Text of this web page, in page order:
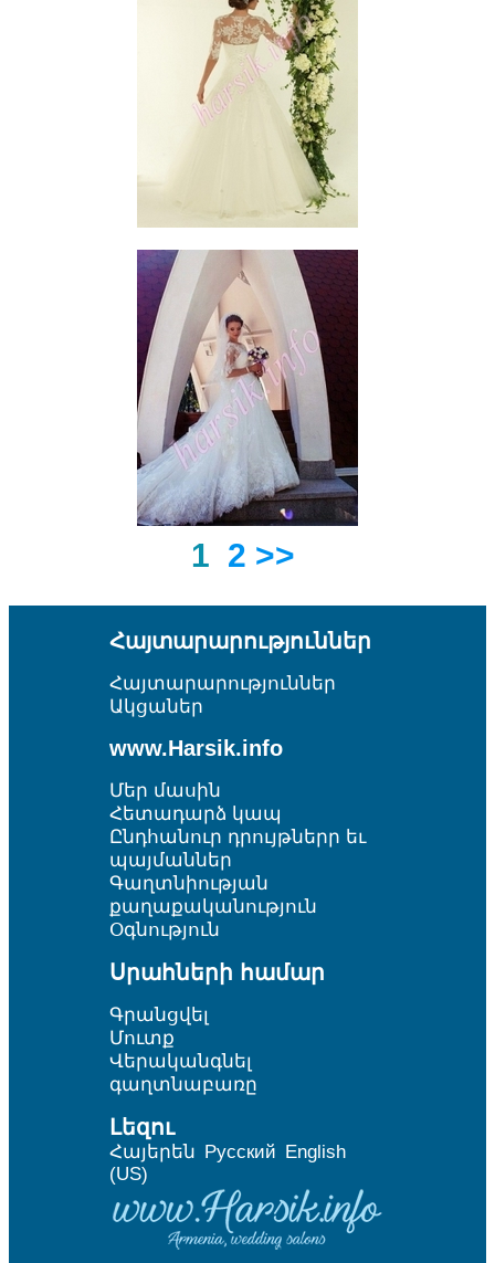
1 2 >>
Հայտարարություններ
Հայտարարություններ
Ակցաներ
www.Harsik.info
Մեր մասին
Հետադարձ կապ
Ընդհանուր դրույթներր եւ
պայմաններ
Գաղտնիության
քաղաքականություն
Օգնություն
Սրահների համար
Գրանցվել
Մուտք
Վերականգնել
գաղտնաբառը
Լեզու
Հայերեն Русский English
(US)